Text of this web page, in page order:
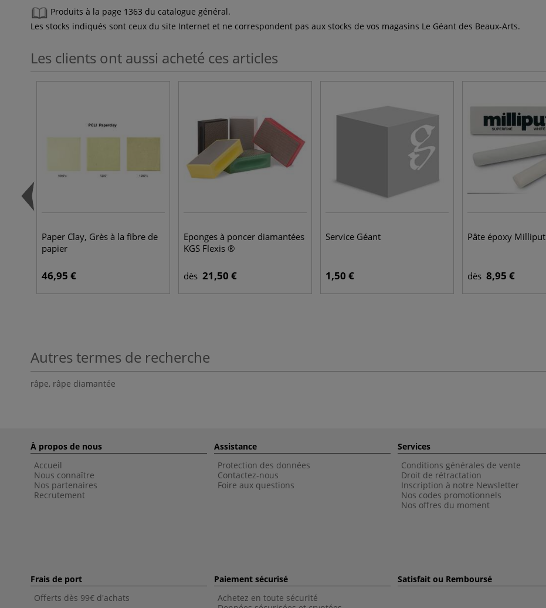
Produits à la page 1363 du catalogue général.
Les stocks indiqués sont ceux du site Internet et ne correspondent pas aux stocks de vos magasins Le Géant des Beaux-Arts.
Les clients ont aussi acheté ces articles
Paper Clay, Grès à la fibre de
papier
46,95 €
Eponges à poncer diamantées
KGS Flexis ®
dès 21,50 €
Service Géant
1,50 €
Pâte époxy Milliput
dès 8,95 €
Autres termes de recherche
râpe, râpe diamantée
À propos de nous
Accueil
Nous connaître
Nos partenaires
Recrutement
Assistance
Protection des données
Contactez-nous
Foire aux questions
Services
Conditions générales de vente
Droit de rétractation
Inscription à notre Newsletter
Nos codes promotionnels
Nos offres du moment
Frais de port
Offerts dès 99€ d'achats
Paiement sécurisé
Achetez en toute sécurité
Satisfait ou Remboursé